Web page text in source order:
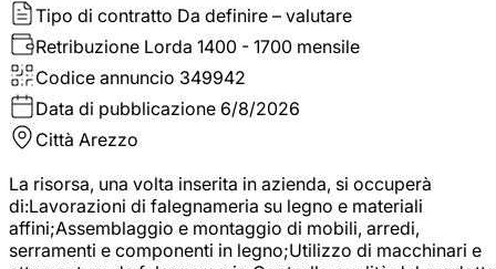
Tipo di contratto Da definire – valutare
Retribuzione Lorda 1400 - 1700 mensile
Codice annuncio 349942
Data di pubblicazione 6/8/2026
Città Arezzo
La risorsa, una volta inserita in azienda, si occuperà
di:Lavorazioni di falegnameria su legno e materiali
affini;Assemblaggio e montaggio di mobili, arredi,
serramenti e componenti in legno;Utilizzo di macchinari e